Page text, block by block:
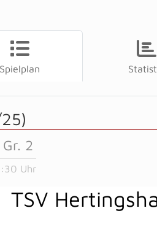
Spielplan
2
Uhr
TSV